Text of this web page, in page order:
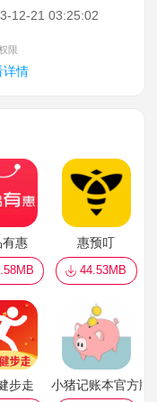
12-21 03:25:02
限
详情
有惠 惠预叮
44.53MB
步走 小猪记账本官方版